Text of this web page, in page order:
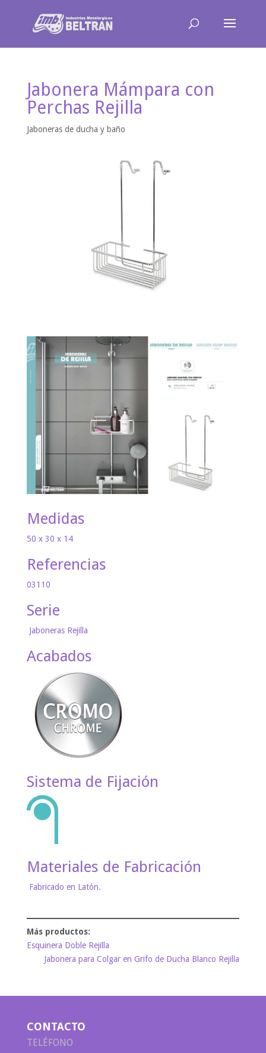
Jabonera Mámpara con
Perchas Rejilla
Jaboneras de ducha y baño
Medidas
50 x 30 x 14
Referencias
03110
Serie
Jaboneras Rejilla
Acabados
Sistema de Fijación
Materiales de Fabricación
Fabricado en Latón.
Esquinera Doble Rejilla
Jabonera para Colgar en Grifo de Ducha Blanco Rejilla
CONTACTO
TELÉFONO